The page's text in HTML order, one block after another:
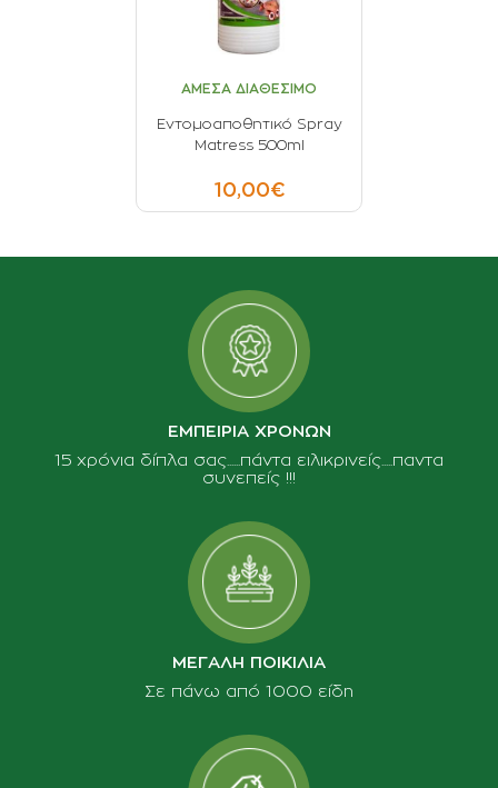
ΑΜΕΣΑ ΔΙΑΘΕΣΙΜΟ
Εντομοαποθητικό Spray
Matress 500ml
10,00€
ΕΜΠΕΙΡΙΑ ΧΡΟΝΩΝ
15 χρόνια δίπλα σας......πάντα ειλικρινείς.....παντα
συνεπείς !!!
ΜΕΓΑΛΗ ΠΟΙΚΙΛΙΑ
Σε πάνω από 1000 είδη